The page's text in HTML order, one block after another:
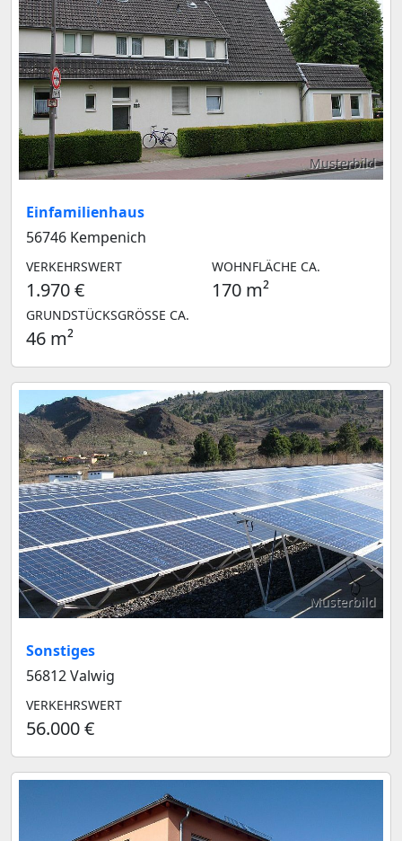
Musterbild
Einfamilienhaus
56746 Kempenich
VERKEHRSWERT
1.970 €
WOHNFLÄCHE CA.
170 m²
GRUNDSTÜCKSGRÖSSE CA.
46 m²
Musterbild
Sonstiges
56812 Valwig
VERKEHRSWERT
56.000 €